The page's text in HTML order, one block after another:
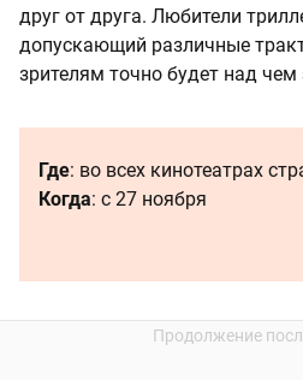
друг от друга. Любители
допускающий различные
зрителям точно будет над чем
Где: во всех кинотеатрах
Когда: с 27 ноября